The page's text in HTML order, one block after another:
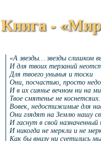
Книга -
«А звезды… звезды слишком
И для твоих терзаний
Для твоего унынья и тоски
Они, посчастью, просто
И в их сиянье вечном ни на
Твое смятенье не коснетсяих.
Вовек, недостижимые для
Они глядят на Землю нашу
И гаснут в свой назначенный
И никогда не меркли и не
Как бы внизу ни суетились